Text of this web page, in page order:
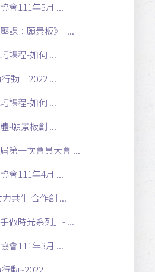
會111年5月 ...
課：願景板》- ...
課程-如何 ...
動｜2022 ...
課程-如何 ...
-願景板創 ...
第一次會員大會 ...
會111年4月 ...
共生 合作創 ...
做時光系列」- ...
會111年3月 ...
動~2022 ...